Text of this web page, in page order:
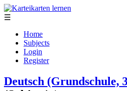
☰
Home
Subjects
Login
Register
Deutsch (Grundschule,